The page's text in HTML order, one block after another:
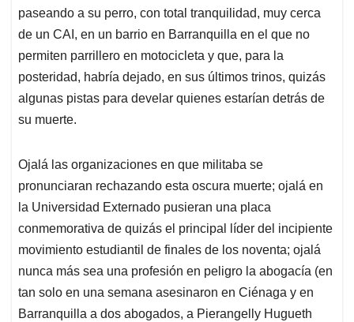
paseando a su perro, con total tranquilidad, muy cerca
de un CAI, en un barrio en Barranquilla en el que no
permiten parrillero en motocicleta y que, para la
posteridad, habría dejado, en sus últimos trinos, quizás
algunas pistas para develar quienes estarían detrás de
su muerte.
Ojalá las organizaciones en que militaba se
pronunciaran rechazando esta oscura muerte; ojalá en
la Universidad Externado pusieran una placa
conmemorativa de quizás el principal líder del incipiente
movimiento estudiantil de finales de los noventa; ojalá
nunca más sea una profesión en peligro la abogacía (en
tan solo en una semana asesinaron en Ciénaga y en
Barranquilla a dos abogados, a Pierangelly Hugueth